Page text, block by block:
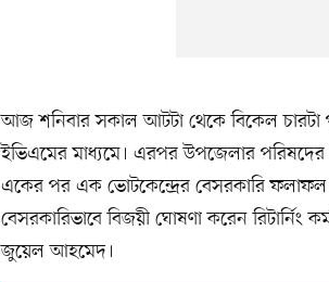
আজ শনিবার সকাল আটটা থেকে বিকেল চারটা
ইভিএমের মাধ্যমে। এরপর উপজেলার
একের পর এক ভোটকেন্দ্রের বেসরকারি
বেসরকারিভাবে বিজয়ী ঘোষণা করেন রিটার্নিং
জুয়েল আহমেদ।